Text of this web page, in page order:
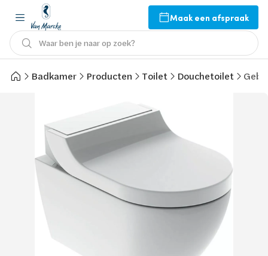
Maak een afspraak
Waar ben je naar op zoek?
Badkamer Producten Toilet Douchetoilet